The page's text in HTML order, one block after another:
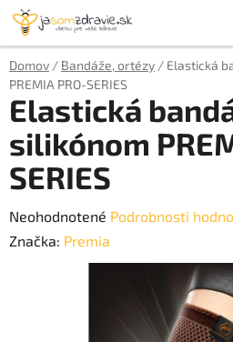
Prejsť
obsah
Domov / Bandáže, ortézy / Elastická
PREMIA PRO-SERIES
Elastická
silikónom
SERIES
Priemerné
hodnotenie
Neohodnotené Podrobnosti
Značka: Premia